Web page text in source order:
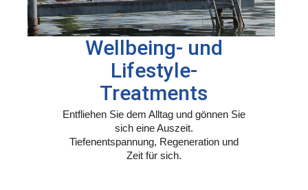
Wellbeing- und
Lifestyle-
Treatments
Entfliehen Sie dem Alltag und gönnen Sie
sich eine Auszeit.
Tiefenentspannung, Regeneration und
Zeit für sich.